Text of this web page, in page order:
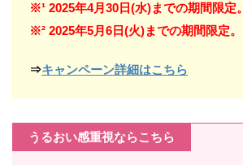
※¹ 2025年4月30日(水)までの期間限定。
※² 2025年5月6日(火)までの期間限定。
⇒キャンペーン詳細はこちら
うるおい感重視ならこちら